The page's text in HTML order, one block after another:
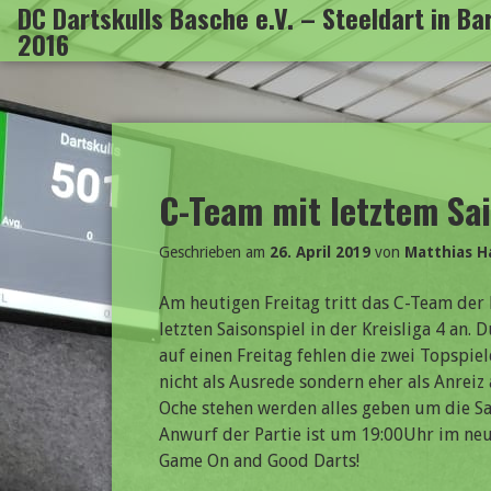
Zum
Inhalt
springen
DC Dartskulls Basche e.V. – Steeldart in
2016
C-Team mit letztem
Geschrieben am 26. April 2019 von Matthias
Am heutigen Freitag tritt das C-Team
letzten Saisonspiel in der Kreisliga 4 an.
auf einen Freitag fehlen die zwei
nicht als Ausrede sondern eher als
Oche stehen werden alles geben um die
Anwurf der Partie ist um 19:00Uhr im
Game On and Good Darts!